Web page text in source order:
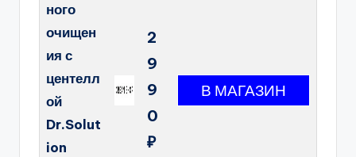
ного
очищен
ия с
центелл
ой
Dr.Solut
ion
2
9
9
0
₽